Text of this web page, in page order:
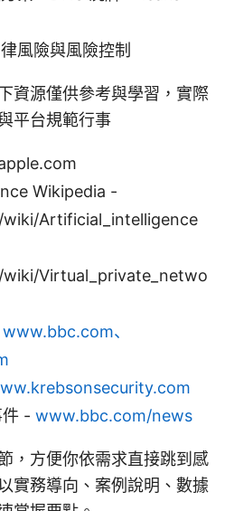
風險與風險控制
資源僅供參考與學習，實際
平台規範行事
Wikipedia -
Artificial_intelligence
Virtual_private_netwo
www.bbc.com、
件 - www.bbc.com/news
，方便你依需求直接跳到感
實務導向、案例說明、數據